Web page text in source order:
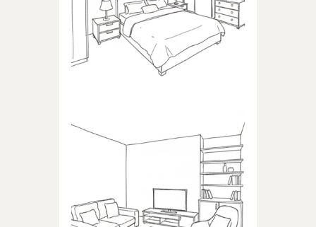
Produkty dedykowane do
sypialni
Produkty dedykowane do
pokoju dziennego